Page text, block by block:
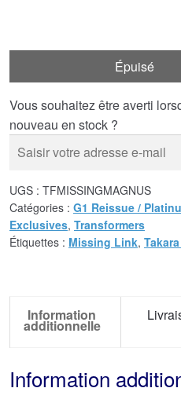
Épuisé
Vous souhaitez être averti
nouveau en stock ?
UGS : TFMISSINGMAGNUS
Catégories : G1 Reissue /
Exclusives, Transformers
Étiquettes : Missing Link,
Information
additionnelle
Information